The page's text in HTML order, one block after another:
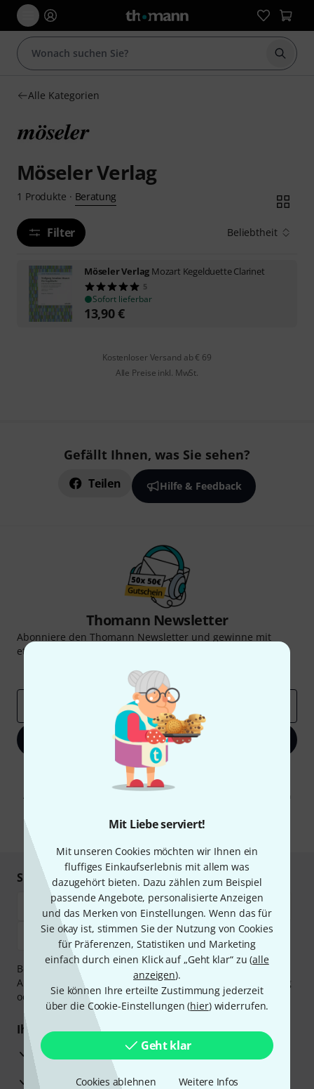
Mit Liebe serviert!
Mit unseren Cookies möchten wir Ihnen ein
fluffiges Einkaufserlebnis mit allem was
dazugehört bieten. Dazu zählen zum Beispiel
passende Angebote, personalisierte Anzeigen
und das Merken von Einstellungen. Wenn das für
Sie okay ist, stimmen Sie der Nutzung von Cookies
für Präferenzen, Statistiken und Marketing
einfach durch einen Klick auf „Geht klar“ zu (alle
anzeigen).
Sie können Ihre erteilte Zustimmung jederzeit
über die Cookie-Einstellungen (hier) widerrufen.
Geht klar
Cookies ablehnen Weitere Infos
Suche
Alle Kategorien
Möseler Verlag
1 Produkte · Beratung
Filter Beliebtheit
Möseler Verlag Mozart Kegelduette Clarinet
5
Sofort lieferbar
13,90€
Kostenloser Versand ab € 69
Alle Preise inkl. MwSt.
Gefällt Ihnen, was Sie sehen?
Teilen Hilfe & Feedback
Thomann Newsletter
Abonniere den Thomann Newsletter und gewinne mit
etwas Glück einen von
Inspirierende Beiträge
Deals
Jetzt anmelden
Mit Klick auf „Jetzt anmelden“ stimmen Sie dem Erhalt von E-Mail-
Werbung und einer Messung des E-Mail-Nutzungsverhaltens zu. Die
Abmeldung ist jederzeit möglich. Weitere Informationen finden Sie in
* Pflichtfeld
Sicher einkaufen & bezahlen
Bezahlen Sie vertraulich und sicher per Vorkasse, PayPal,
Amazon Pay,
Klarna Sofort bezahlen
Klarna Ratenzahlung
oder Kreditkarte.
Ihre Vorteile
3 Jahre Thomann Garantie
30 Tage Money-Back-Garantie